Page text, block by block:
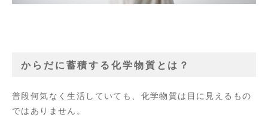
からだに蓄積する化学物質とは？
普段何気なく生活していても、化学物質は目に見えるもの
ではありません。